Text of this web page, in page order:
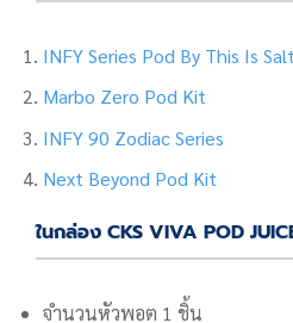
INFY Series Pod By This Is Salt
Marbo Zero Pod Kit
INFY 90 Zodiac Series
Next Beyond Pod Kit
ในกล่อง CKS VIVA POD
จำนวนหัวพอต 1 ชิ้น